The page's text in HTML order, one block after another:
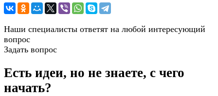
Наши специалисты ответят на любой интересующий
вопрос
Задать вопрос
Есть идеи, но не знаете, с чего
начать?